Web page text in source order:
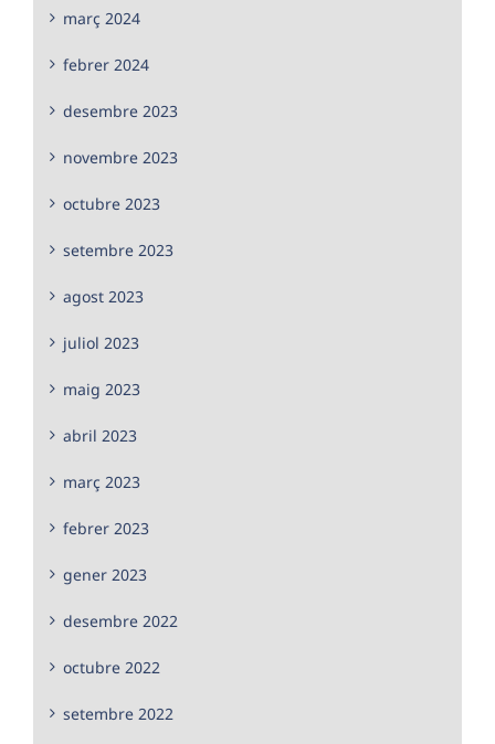
març 2024
febrer 2024
desembre 2023
novembre 2023
octubre 2023
setembre 2023
agost 2023
juliol 2023
maig 2023
abril 2023
març 2023
febrer 2023
gener 2023
desembre 2022
octubre 2022
setembre 2022